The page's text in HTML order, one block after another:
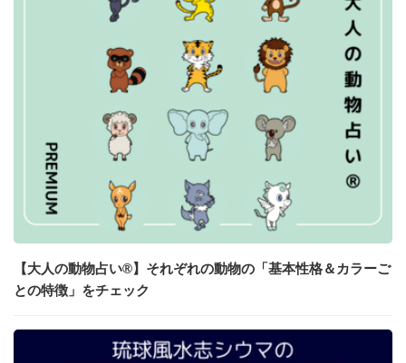
【大人の動物占い®】それぞれの動物の「基本性格＆カラーご
との特徴」をチェック